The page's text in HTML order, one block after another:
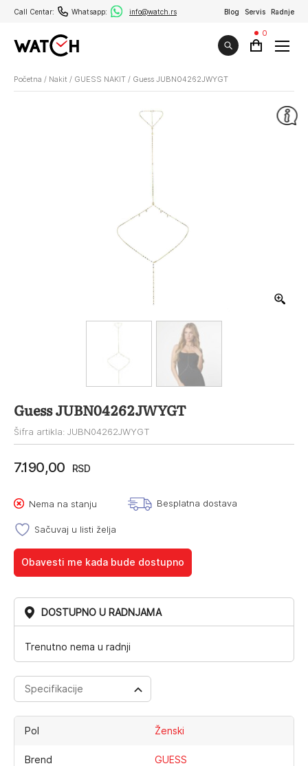
Call Centar: Whatsapp: info@watch.rs Blog Servis Radnje
0
Početna / Nakit / GUESS NAKIT / Guess JUBN04262JWYGT
Guess JUBN04262JWYGT
Šifra artikla: JUBN04262JWYGT
7.190,00 RSD
Nema na stanju Besplatna dostava
Sačuvaj u listi želja
Obavesti me kada bude dostupno
DOSTUPNO U RADNJAMA
Trenutno nema u radnji
Specifikacije
Pol Ženski
Brend GUESS